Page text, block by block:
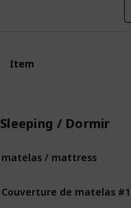
Item
Item
Sleeping / Dormir
matelas / mattress
Couverture de matelas #1